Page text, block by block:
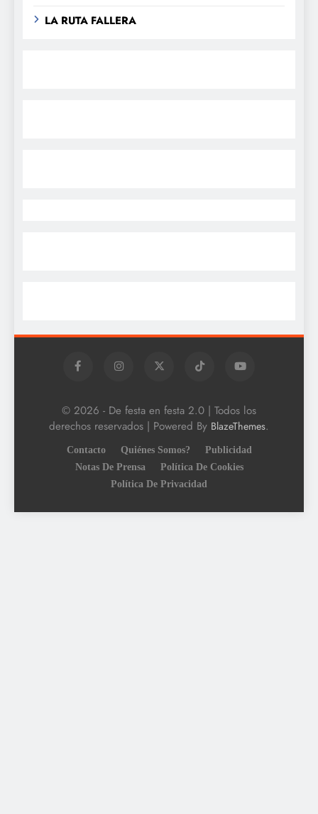
LA RUTA FALLERA
© 2026 - De festa en festa 2.0 | Todos los
derechos reservados | Powered By BlazeThemes.
Contacto Quiénes Somos?
Publicidad
Notas De Prensa
Política De Cookies
Política De Privacidad